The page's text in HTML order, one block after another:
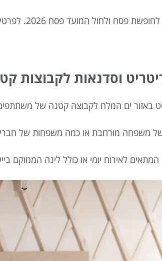
המועד פסח 2026. לפרטים שלחו ווצאפ למספר:
וסדנאות לקבוצות
באזור ים המלח לקבוצה קטנה של
של משפחה מורחבת או כמה משפחות של
לאירוח יומי או כולל לינה הממוקם